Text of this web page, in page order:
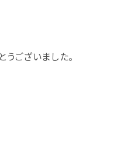
ございました。